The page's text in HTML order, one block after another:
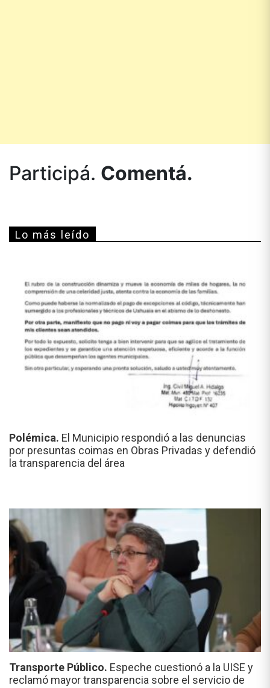
Participá. Comentá.
Lo más leído
Polémica. El Municipio respondió a las denuncias
por presuntas coimas en Obras Privadas y defendió
la transparencia del área
Transporte Público. Espeche cuestionó a la UISE y
reclamó mayor transparencia sobre el servicio de